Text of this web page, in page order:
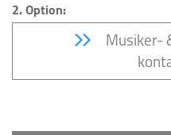
2. Option:
Musiker-